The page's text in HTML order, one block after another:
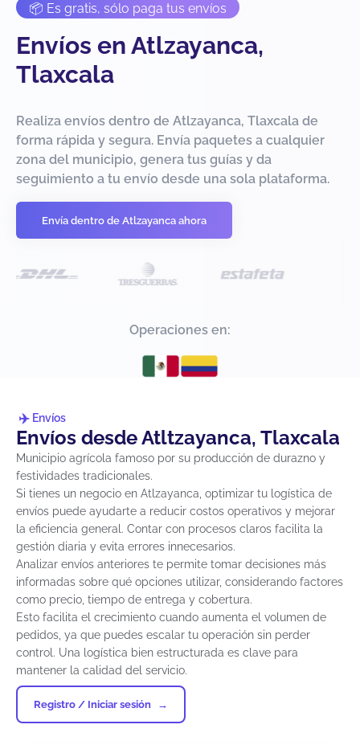
📦 Es gratis, sólo paga tus envíos
Envíos en Atlzayanca,
Tlaxcala
Realiza envíos dentro de Atlzayanca, Tlaxcala de
forma rápida y segura. Envía paquetes a cualquier
zona del municipio, genera tus guías y da
seguimiento a tu envío desde una sola plataforma.
Envía dentro de Atlzayanca ahora
Operaciones en:
Envíos
Envíos desde Atltzayanca, Tlaxcala
Municipio agrícola famoso por su producción de durazno y
festividades tradicionales.
Si tienes un negocio en Atlzayanca, optimizar tu logística de
envíos puede ayudarte a reducir costos operativos y mejorar
la eficiencia general. Contar con procesos claros facilita la
gestión diaria y evita errores innecesarios.
Analizar envíos anteriores te permite tomar decisiones más
informadas sobre qué opciones utilizar, considerando factores
como precio, tiempo de entrega y cobertura.
Esto facilita el crecimiento cuando aumenta el volumen de
pedidos, ya que puedes escalar tu operación sin perder
control. Una logística bien estructurada es clave para
mantener la calidad del servicio.
Registro / Iniciar sesión